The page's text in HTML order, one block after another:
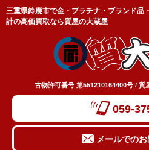
三重県鈴鹿市で金・プラチナ・ブランド品
計の高価買取なら質屋の大蔵屋
古物許可番号 第551210164400号 / 質
059-
メールでの